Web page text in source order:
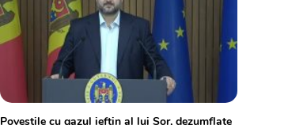
Poveștile cu gazul ieftin al lui Șor, dezumflate